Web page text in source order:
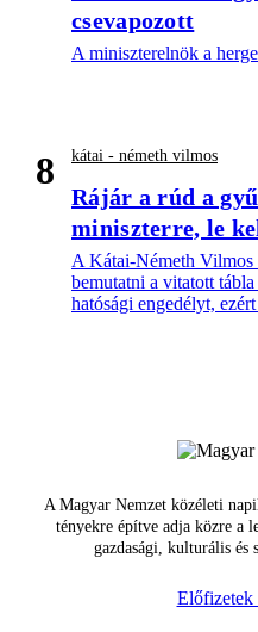
csevapozott
A miniszterelnök a
8 kátai - németh vilmos
Rájár a rúd a
miniszterre, le
A Kátai-Németh Vilmos
bemutatni a vitatott
hatósági engedélyt,
A Magyar Nemzet közéleti
tényekre építve adja közre a
gazdasági, kulturális és
Előfizetek